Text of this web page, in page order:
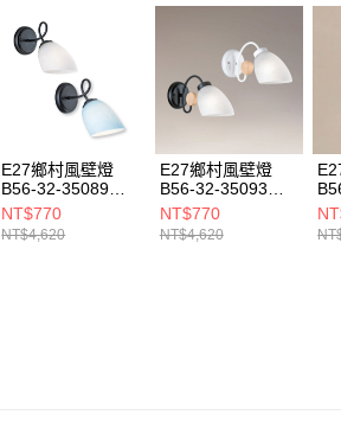
２．關於個人資料處理事宜，請瀏覽以下網址：
https://aftee.tw/terms/#terms3
３．未成年的使用者請事先徵得法定代理人或監護人
「AFTEE先享後付」，若未經同意申辦者引起之損失
４．使用「AFTEE先享後付」時，將依據個別帳號之
即時審查核予不同之上限額度；若仍有額度不足之情
結果請求用戶進行身份認證。
５．嚴禁一人註冊多個帳號或使用他人資訊註冊。若
形，恩沛科技股份有限公司將有權停止該用戶之使用
E27鄉村風壁燈
B56-32-35089
3508B
NT$770
NT$4,620
E27鄉村風壁燈
B56-32-35093
35094
NT$770
NT$4,620